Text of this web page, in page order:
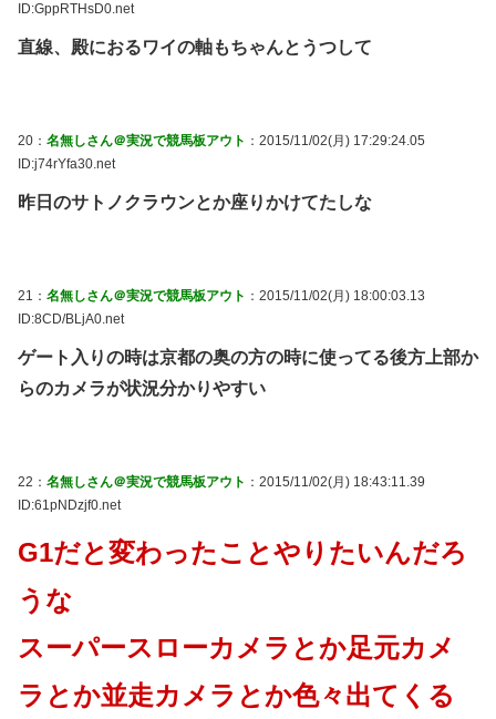
ID:GppRTHsD0.net
直線、殿におるワイの軸もちゃんとうつして
20： 名無しさん＠実況で競馬板アウト ：2015/11/02(月) 17:29:24.05
ID:j74rYfa30.net
昨日のサトノクラウンとか座りかけてたしな
21： 名無しさん＠実況で競馬板アウト ：2015/11/02(月) 18:00:03.13
ID:8CD/BLjA0.net
ゲート入りの時は京都の奥の方の時に使ってる後方上部か
らのカメラが状況分かりやすい
22： 名無しさん＠実況で競馬板アウト ：2015/11/02(月) 18:43:11.39
ID:61pNDzjf0.net
G1だと変わったことやりたいんだろ
うな
スーパースローカメラとか足元カメ
ラとか並走カメラとか色々出てくる